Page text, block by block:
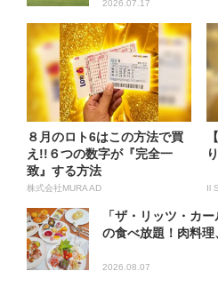
2026.07.17
８月のロト6はこの方法で買
え!!６つの数字が『完全一
致』する方法
株式会社MURA AD Il
「ザ・リッツ・カ
の食べ放題！肉料
2026.08.07